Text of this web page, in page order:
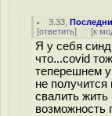
3.33 ,
[ответить] [к
Я у себя
что...covid
теперешнем
не получится
свалить жить
возможность